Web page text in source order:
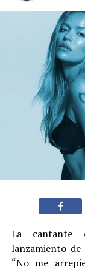
La cantante
lanzamiento
“No me